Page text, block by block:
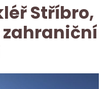
Stříbro,